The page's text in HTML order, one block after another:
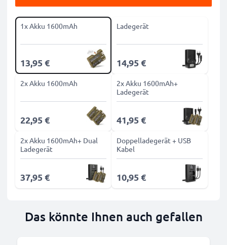
1x Akku 1600mAh
13,95 €
Ladegerät
14,95 €
2x Akku 1600mAh
22,95 €
2x Akku 1600mAh+
Ladegerät
41,95 €
2x Akku 1600mAh+ Dual
Ladegerät
37,95 €
Doppelladegerät + USB
Kabel
10,95 €
Das könnte Ihnen auch gefallen